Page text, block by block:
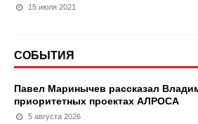
15 июля 2021
СОБЫТИЯ
Павел Маринычев рассказал
приоритетных проектах АЛРОСА
5 августа 2026